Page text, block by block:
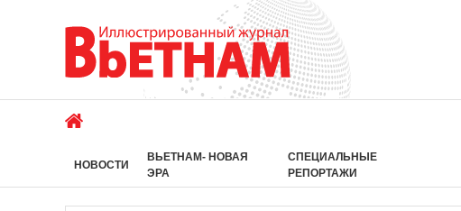
НОВОСТИ
ВЬЕТНАМ- НОВАЯ
ЭРА
СПЕЦИАЛЬНЫЕ
РЕПОРТАЖИ